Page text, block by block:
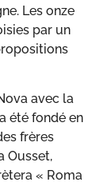
Les onze
par un
avec la
été fondé en
frères
Ousset,
« Roma